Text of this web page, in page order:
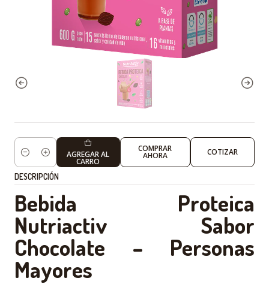
Cantidad AGREGAR AL
CARRO
COMPRAR
AHORA COTIZAR
DESCRIPCIÓN
Bebida Proteica
Nutriactiv Sabor
Chocolate – Personas
Mayores